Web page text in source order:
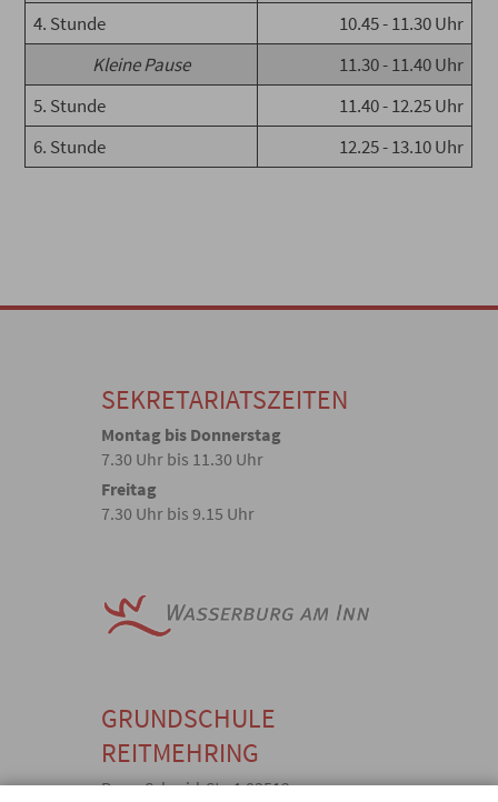
4. Stunde
10.45 - 11.30 Uhr
Kleine Pause
11.30 - 11.40 Uhr
5. Stunde
11.40 - 12.25 Uhr
6. Stunde
12.25 - 13.10 Uhr
SEKRETARIATSZEITEN
Montag bis Donnerstag
7.30 Uhr bis 11.30 Uhr
Freitag
7.30 Uhr bis 9.15 Uhr
GRUNDSCHULE
REITMEHRING
Bgm.-Schmid-Str. 1 83512